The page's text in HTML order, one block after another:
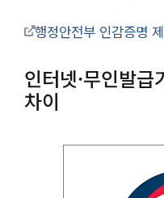
행정안전부 인감증명
인터넷·무인발
차이